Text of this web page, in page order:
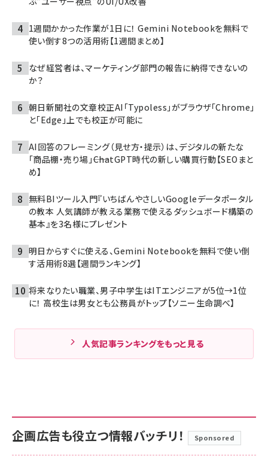
1週間かかった作業が1日に！ Gemini Notebookを無料で
使い倒す8つの活用術【1週間まとめ】
なぜ経営者は、マーケティング部門の報告に納得できないの
か？
朝日新聞社の文章校正AI「Typoless」がブラウザ「Chrome」
と「Edge」上でも校正が可能に
AI回答のフレーミング（見せ方・提示）は、デジタルの新たな
「商品棚・売り場」――ChatGPT時代の新しい購買行動【SEOまと
め】
無料BIツール入門『いちばんやさしいGoogleデータポータル
の教本 人気講師が教える業務で使えるダッシュボード構築の
基本』を3名様にプレゼント
明日からすぐに使える、Gemini Notebookを無料で使い倒
す活用術8選【週間ランキング】
将来なりたい職業、男子中学生はITエンジニアが5位→1位
に！ 高校生は男女とも公務員がトップ【ソニー生命調べ】
人気記事ランキングをもっと見る
企画広告も役立つ情報バッチリ！ Sponsored